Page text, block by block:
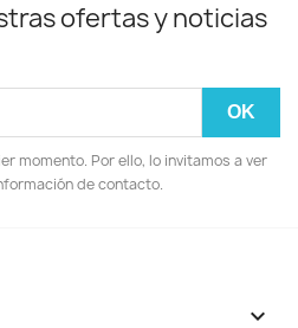
ofertas y noticias
momento. Por ello, lo invitamos a ver
de contacto.
